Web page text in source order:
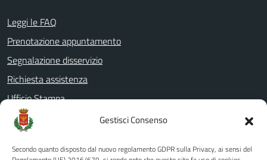
Gestisci Consenso
Secondo quanto disposto dal nuovo regolamento GDPR sulla Privacy, ai sensi del
Leggi le FAQ
Prenotazione appuntamento
Segnalazione disservizio
Richiesta assistenza
Ufficio Stampa
Amministrazione Trasparente
Albo pretorio
Informativa privacy